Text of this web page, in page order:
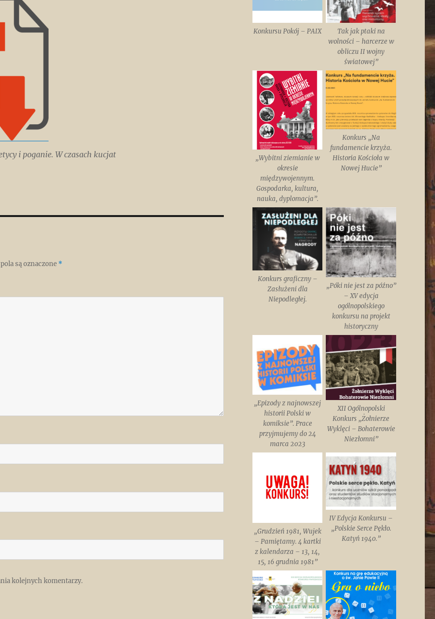
i poganie. W czasach kucjat
są oznaczone *
kolejnych komentarzy.
Konkursu Pokój – PAIX
Tak jak ptaki na
wolności – harcerze w
obliczu II wojny
światowej”
„Wybitni ziemianie w
okresie
międzywojennym.
Gospodarka, kultura,
nauka, dyplomacja”.
Konkurs „Na
fundamencie krzyża.
Historia Kościoła w
Nowej Hucie”
Konkurs graficzny –
Zasłużeni dla
Niepodległej.
„Póki nie jest za późno”
– XV edycja
ogólnopolskiego
konkursu na projekt
historyczny
„Epizody z najnowszej
historii Polski w
komiksie”. Prace
przyjmujemy do 24
marca 2023
XII Ogólnopolski
Konkurs „Żołnierze
Wyklęci – Bohaterowie
Niezłomni”
„Grudzień 1981, Wujek
– Pamiętamy. 4 kartki
z kalendarza – 13, 14,
15, 16 grudnia 1981”
IV Edycja Konkursu –
„Polskie Serce Pękło.
Katyń 1940.”